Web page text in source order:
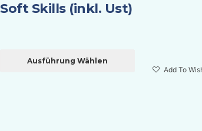
Soft Skills (inkl. Ust)
Ausführung Wählen
Add To